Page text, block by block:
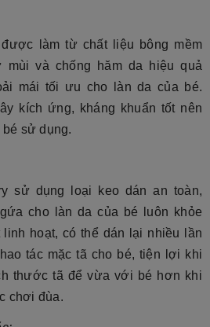
được làm từ chất liệu bông mềm
mùi và chống hăm da hiệu quả
mái tối ưu cho làn da của bé.
kích ứng, kháng khuẩn tốt nên
bé sử dụng.
sử dụng loại keo dán an toàn,
cho làn da của bé luôn khỏe
hoạt, có thể dán lại nhiều lần
tác mặc tã cho bé, tiện lợi khi
thước tã để vừa với bé hơn khi
chơi đùa.